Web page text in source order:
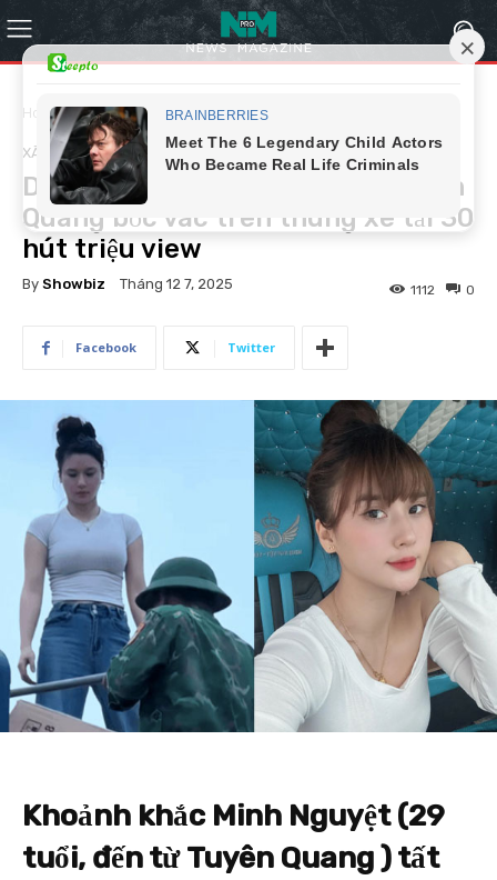
Home Xã hội
XÃ HỘI
Danh tính thật sự của cô gái Tuyên
Quang bốc vác trên thùng xe tải 30
hút triệu view
By Showbiz Tháng 12 7, 2025 0
1112
Facebook Twitter
Khoảnh khắc Minh Nguyệt (29
tuổi, đến từ Tuyên Quang ) tất